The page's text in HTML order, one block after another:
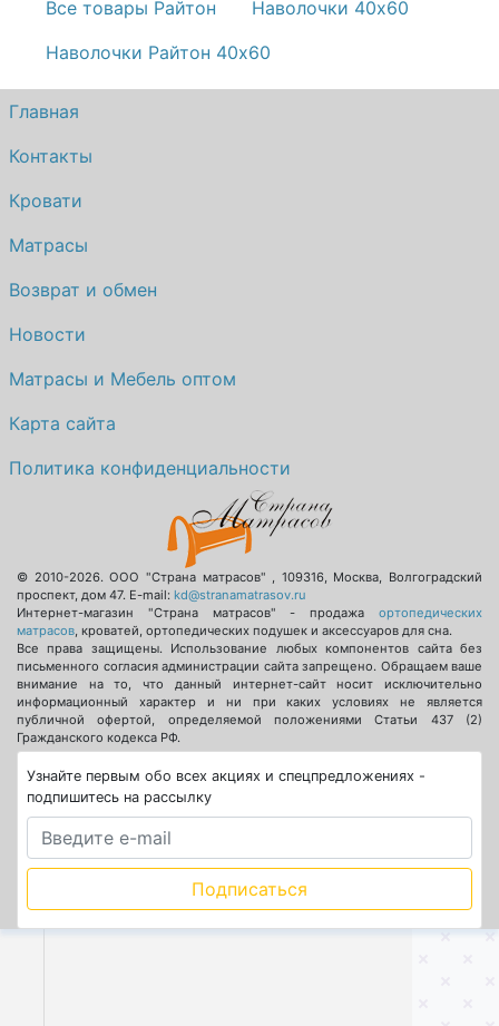
Все товары Райтон
Наволочки 40х60
Наволочки Райтон 40х60
Главная
Контакты
Кровати
Матрасы
Возврат и обмен
Новости
Матрасы и Мебель оптом
Карта сайта
Политика конфиденциальности
© 2010-2026.ООО "Страна матрасов" , 109316, Москва, Волгоградский
проспект, дом 47. E-mail: kd@stranamatrasov.ru
Интернет-магазин "Страна матрасов" - продажа ортопедических
матрасов, кроватей, ортопедических подушек и аксессуаров для сна.
Все права защищены. Использование любых компонентов сайта без
письменного согласия администрации сайта запрещено. Обращаем ваше
внимание на то, что данный интернет-сайт носит исключительно
информационный характер и ни при каких условиях не является
публичной офертой, определяемой положениями Статьи 437 (2)
Гражданского кодекса РФ.
Узнайте первым обо всех акциях и спецпредложениях -
подпишитесь на рассылку